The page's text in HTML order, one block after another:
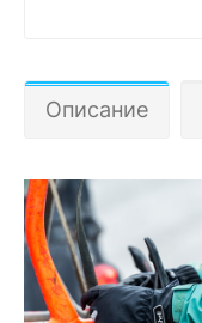
Описание